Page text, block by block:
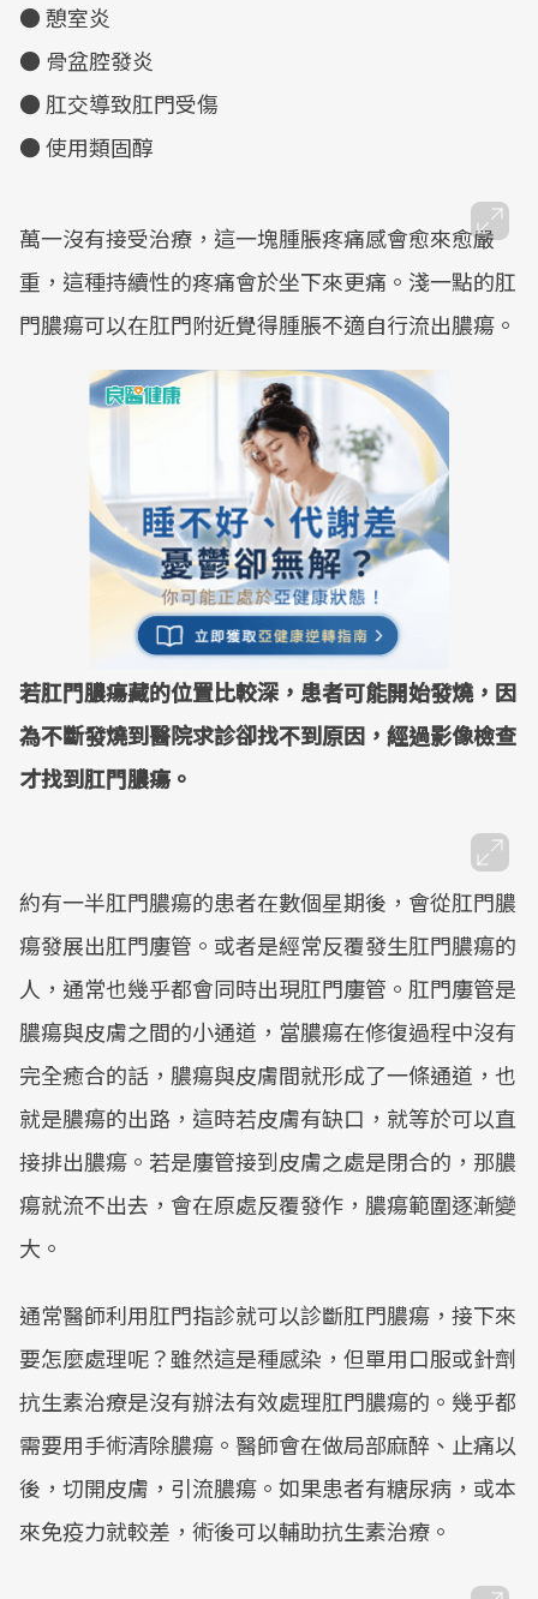
● 憩室炎
● 骨盆腔發炎
● 肛交導致肛門受傷
● 使用類固醇
萬一沒有接受治療，這一塊腫脹疼痛感會愈來愈嚴
重，這種持續性的疼痛會於坐下來更痛。淺一點的肛
門膿瘍可以在肛門附近覺得腫脹不適自行流出膿瘍。
若肛門膿瘍藏的位置比較深，患者可能開始發燒，因
為不斷發燒到醫院求診卻找不到原因，經過影像檢查
才找到肛門膿瘍。
約有一半肛門膿瘍的患者在數個星期後，會從肛門膿
瘍發展出肛門廔管。或者是經常反覆發生肛門膿瘍的
人，通常也幾乎都會同時出現肛門廔管。肛門廔管是
膿瘍與皮膚之間的小通道，當膿瘍在修復過程中沒有
完全癒合的話，膿瘍與皮膚間就形成了一條通道，也
就是膿瘍的出路，這時若皮膚有缺口，就等於可以直
接排出膿瘍。若是廔管接到皮膚之處是閉合的，那膿
瘍就流不出去，會在原處反覆發作，膿瘍範圍逐漸變
大。
通常醫師利用肛門指診就可以診斷肛門膿瘍，接下來
要怎麼處理呢？雖然這是種感染，但單用口服或針劑
抗生素治療是沒有辦法有效處理肛門膿瘍的。幾乎都
需要用手術清除膿瘍。醫師會在做局部麻醉、止痛以
後，切開皮膚，引流膿瘍。如果患者有糖尿病，或本
來免疫力就較差，術後可以輔助抗生素治療。